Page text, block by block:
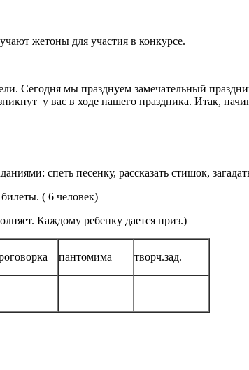
жетоны для участия в конкурсе.
Сегодня мы празднуем замечательный
у вас в ходе нашего праздника. Итак,
спеть песенку, рассказать стишок,
( 6 человек)
Каждому ребенку дается приз.)
пантомима творч.зад.